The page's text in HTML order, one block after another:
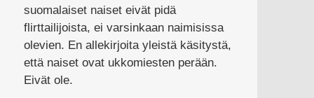
suomalaiset naiset eivät pidä
flirttailijoista, ei varsinkaan naimisissa
olevien. En allekirjoita yleistä käsitystä,
että naiset ovat ukkomiesten perään.
Eivät ole.